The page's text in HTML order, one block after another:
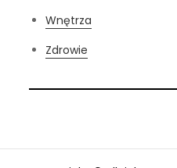
Wnętrza
Zdrowie